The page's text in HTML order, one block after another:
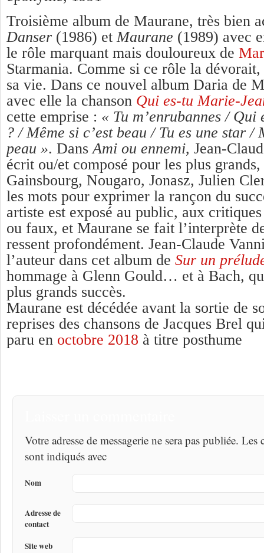
Troisième album de Maurane, très bien
Danser (1986) et Maurane (1989) avec
le rôle marquant mais douloureux de
Starmania. Comme si ce rôle la
sa vie. Dans ce nouvel album Daria de
avec elle la chanson Qui es-tu Marie-
cette emprise : « Tu m’enrubannes /
? / Même si c’est beau / Tu es une star /
peau ». Dans Ami ou ennemi, Jean-
écrit ou/et composé pour les plus
Gainsbourg, Nougaro, Jonasz, Julien
les mots pour exprimer la rançon du
artiste est exposé au public, aux
ou faux, et Maurane se fait l’interprète
ressent profondément. Jean-Claude
l’auteur dans cet album de Sur un
hommage à Glenn Gould… et à Bach,
plus grands succès.
Maurane est décédée avant la sortie de
reprises des chansons de Jacques Brel
paru en octobre 2018 à titre posthume
Votre adresse de messagerie ne sera pas publiée.
sont indiqués avec
Nom
Adresse de
contact
Site web